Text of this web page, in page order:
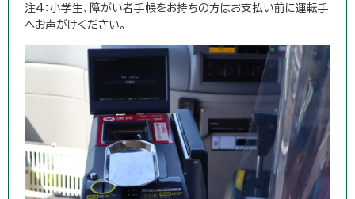
注4：小学生、障がい者手帳をお持ちの方はお支払い前に運転手
へお声がけください。